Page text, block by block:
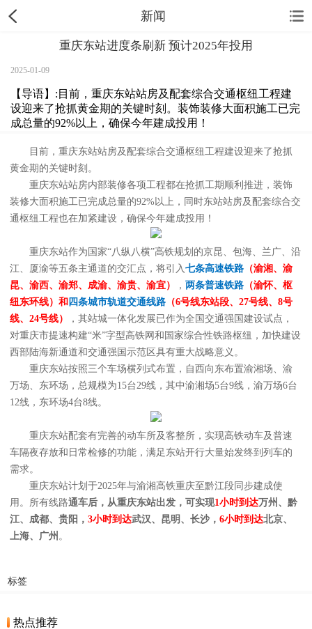
新闻
重庆东站进度条刷新 预计2025年投用
2025-01-09
【导语】:目前，重庆东站站房及配套综合交通枢纽工程建
设迎来了抢抓黄金期的关键时刻。装饰装修大面积施工已完
成总量的92%以上，确保今年建成投用！
目前，重庆东站站房及配套综合交通枢纽工程建设迎来了抢抓
黄金期的关键时刻。
重庆东站站房内部装修各项工程都在抢抓工期顺利推进，装饰
装修大面积施工已完成总量的92%以上，同时东站站房及配套综合交
通枢纽工程也在加紧建设，确保今年建成投用！
重庆东站作为国家“八纵八横”高铁规划的京昆、包海、兰广、沿
江、厦渝等五条主通道的交汇点，将引入七条高速铁路 （渝湘、渝
昆、渝西、渝郑、成渝、渝贵、渝宜）
， 两条普速铁路 （渝怀、枢
纽东环线）和 四条城市轨道交通线路 （6号线东站段、27号线、8号
线、24号线）
，其站城一体化发展已作为全国交通强国建设试点，
对重庆市提速构建“米”字型高铁网和国家综合性铁路枢纽，加快建设
西部陆海新通道和交通强国示范区具有重大战略意义。
重庆东站按照三个车场横列式布置，自西向东布置渝湘场、渝
万场、东环场，总规模为15台29线，其中渝湘场5台9线，渝万场6台
12线，东环场4台8线。
重庆东站配套有完善的动车所及客整所，实现高铁动车及普速
车隔夜存放和日常检修的功能，满足东站开行大量始发终到列车的
需求。
重庆东站计划于2025年与渝湘高铁重庆至黔江段同步建成使
用。所有线路通车后，从重庆东站出发，可实现1小时到达万州、黔
江、成都、贵阳， 3小时到达武汉、昆明、长沙， 6小时到达北京、
上海、广州 。
标签
热点推荐